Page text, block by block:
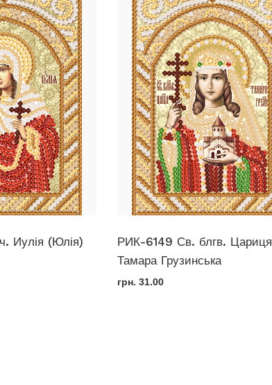
Иулія (Юлія)
РИК-6149 Св. блгв. Цариця
Тамара Грузинська
грн. 31.00